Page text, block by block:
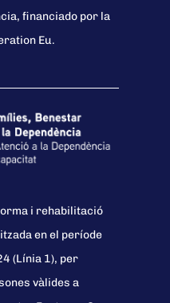
financiado por la
Eu.
i rehabilitació
en el període
(Línia 1), per
vàlides a